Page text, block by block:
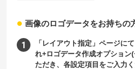
画像のロゴデータをお持ちの
「レイアウト指定」ページに
れ+ロゴデータ作成オプショ
ただき、各設定項目をご入力く